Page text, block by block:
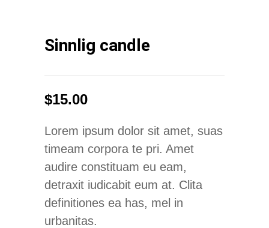
Sinnlig candle
$15.00
Lorem ipsum dolor sit amet, suas
timeam corpora te pri. Amet
audire constituam eu eam,
detraxit iudicabit eum at. Clita
definitiones ea has, mel in
urbanitas.